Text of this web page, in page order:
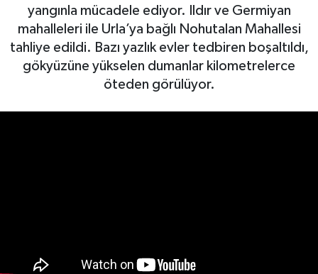
yangınla mücadele ediyor. Ildır ve Germiyan
mahalleleri ile Urla’ya bağlı Nohutalan Mahallesi
tahliye edildi. Bazı yazlık evler tedbiren boşaltıldı,
gökyüzüne yükselen dumanlar kilometrelerce
öteden görülüyor.
LOJİSTİK
MAGAZİN
OTO DETAY
Son Dakika Haberleri
Haber Arşivi